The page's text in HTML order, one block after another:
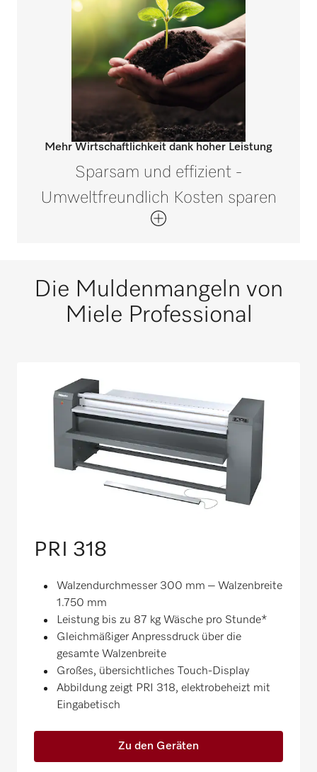
Mehr Wirtschaftlichkeit dank hoher Leistung
Sparsam und effizient -
Umweltfreundlich Kosten sparen
Die Muldenmangeln von
Miele Professional
PRI 318
Walzendurchmesser 300 mm – Walzenbreite
1.750 mm
Leistung bis zu 87 kg Wäsche pro Stunde*
Gleichmäßiger Anpressdruck über die
gesamte Walzenbreite
Großes, übersichtliches Touch-Display
Abbildung zeigt PRI 318, elektrobeheizt mit
Eingabetisch
Zu den Geräten